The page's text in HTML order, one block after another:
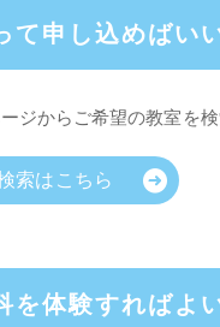
て申し込めばい
ジからご希望の教室を
索はこちら
を体験すればよ